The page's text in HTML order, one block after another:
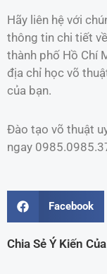
Hãy liên hệ với
thông tin chi tiết
thành phố Hồ Chí
địa chỉ học võ
của bạn.
Đào tạo võ thuật
ngay
Facebook
Chia Sẻ Ý Kiến